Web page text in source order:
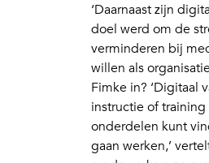
‘Daarnaast zijn
doel werd om de
verminderen bij
willen als
Fimke in? ‘Digitaal
instructie of
onderdelen kunt
gaan werken,’